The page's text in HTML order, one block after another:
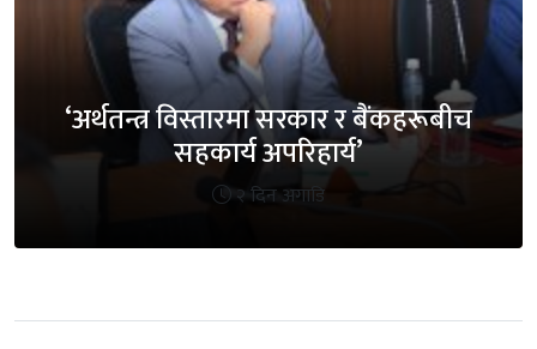
‘अर्थतन्त्र विस्तारमा सरकार र बैंकहरूबीच
सहकार्य अपरिहार्य’
२ दिन अगाडि